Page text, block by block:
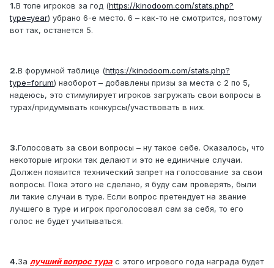
1.В топе игроков за год (https://kinodoom.com/stats.php?
type=year) убрано 6-е место. 6 – как-то не смотрится, поэтому
вот так, останется 5.
2.В форумной таблице (https://kinodoom.com/stats.php?
type=forum) наоборот – добавлены призы за места с 2 по 5,
надеюсь, это стимулирует игроков загружать свои вопросы в
турах/придумывать конкурсы/участвовать в них.
3.Голосовать за свои вопросы – ну такое себе. Оказалось, что
некоторые игроки так делают и это не единичные случаи.
Должен появится технический запрет на голосование за свои
вопросы. Пока этого не сделано, я буду сам проверять, были
ли такие случаи в туре. Если вопрос претендует на звание
лучшего в туре и игрок проголосовал сам за себя, то его
голос не будет учитываться.
4.За лучший вопрос тура с этого игрового года награда будет